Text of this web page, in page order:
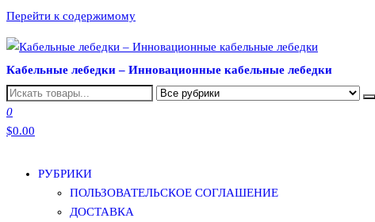
Перейти к содержимому
Кабельные лебедки – Инновационные кабельные лебедки
0
$0.00
РУБРИКИ
ПОЛЬЗОВАТЕЛЬСКОЕ СОГЛАШЕНИЕ
ДОСТАВКА